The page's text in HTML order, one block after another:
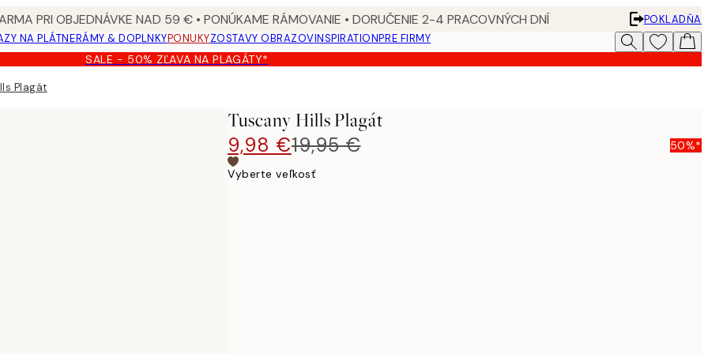
PRI OBJEDNÁVKE NAD 59 € • PONÚKAME RÁMOVANIE • DORUČENIE 2-4 PRACOVNÝCH DNÍ
POKLADŇA
NA PLÁTNERÁMY & DOPLNKYPONUKYZOSTAVY OBRAZOVINSPIRATIONPRE FIRMY
SALE - 50% ZĽAVA NA PLAGÁTY*
Plagát
Tuscany Hills Plagát
9,98 €19,95 € 50%*
Vyberte veľkosť